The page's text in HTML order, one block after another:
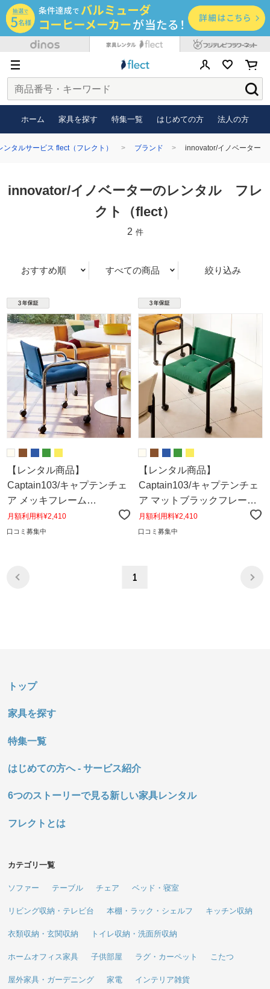
ホーム 家具を探す 特集一覧 はじめての方 法人の方
ンタルサービス flect（フレクト） ブランド innovator/イノベーター
innovator/イノベーターのレンタル フレ
クト（flect）
2 件
おすすめ順 すべての商品 絞り込み
【レンタル商品】
Captain103/キャプテンチェ
ア メッキフレーム
［innovator・イノベー
ター］
月額利用料¥2,410
口コミ募集中
【レンタル商品】
Captain103/キャプテンチェ
ア マットブラックフレーム
［innovator・イノベー
ター］
月額利用料¥2,410
口コミ募集中
1
トップ
家具を探す
特集一覧
はじめての方へ - サービス紹介
6つのストーリーで見る新しい家具レンタル
フレクトとは
カテゴリ一覧
ソファー テーブル チェア ベッド・寝室
リビング収納・テレビ台 本棚・ラック・シェルフ キッチン収納
衣類収納・玄関収納 トイレ収納・洗面所収納
ホームオフィス家具 子供部屋 ラグ・カーペット こたつ
屋外家具・ガーデニング 家電 インテリア雑貨